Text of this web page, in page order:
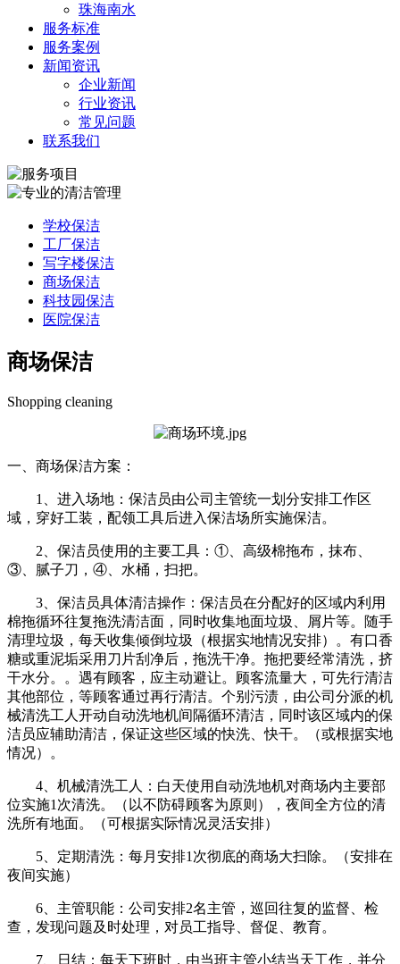
珠海南水
服务标准
服务案例
新闻资讯
企业新闻
行业资讯
常见问题
联系我们
学校保洁
工厂保洁
写字楼保洁
商场保洁
科技园保洁
医院保洁
商场保洁
Shopping cleaning
一、商场保洁方案：
1、进入场地：保洁员由公司主管统一划分安排工作区
域，穿好工装，配领工具后进入保洁场所实施保洁。
2、保洁员使用的主要工具：①、高级棉拖布，抹布、
③、腻子刀，④、水桶，扫把。
3、保洁员具体清洁操作：保洁员在分配好的区域内利用
棉拖循环往复拖洗清洁面，同时收集地面垃圾、屑片等。随手
清理垃圾，每天收集倾倒垃圾（根据实地情况安排）。有口香
糖或重泥垢采用刀片刮净后，拖洗干净。拖把要经常清洗，挤
干水分。。遇有顾客，应主动避让。顾客流量大，可先行清洁
其他部位，等顾客通过再行清洁。个别污渍，由公司分派的机
械清洗工人开动自动洗地机间隔循环清洁，同时该区域内的保
洁员应辅助清洁，保证这些区域的快洗、快干。（或根据实地
情况）。
4、机械清洗工人：白天使用自动洗地机对商场内主要部
位实施1次清洗。（以不防碍顾客为原则），夜间全方位的清
洗所有地面。（可根据实际情况灵活安排）
5、定期清洗：每月安排1次彻底的商场大扫除。（安排在
夜间实施）
6、主管职能：公司安排2名主管，巡回往复的监督、检
查，发现问题及时处理，对员工指导、督促、教育。
7、日结：每天下班时，由当班主管小结当天工作，并分